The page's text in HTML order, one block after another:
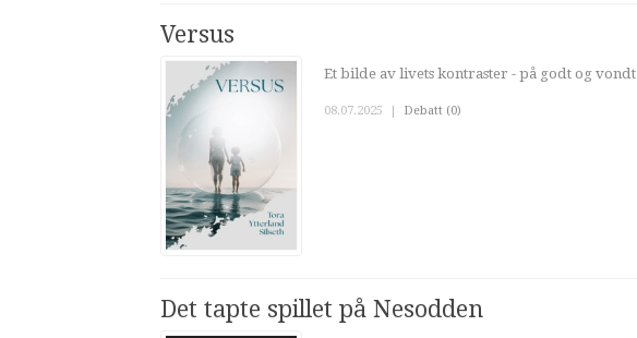
Versus
Et bilde av livets kontraster - på godt og vondt
08.07.2025 Debatt (0)
Det tapte spillet på Nesodden